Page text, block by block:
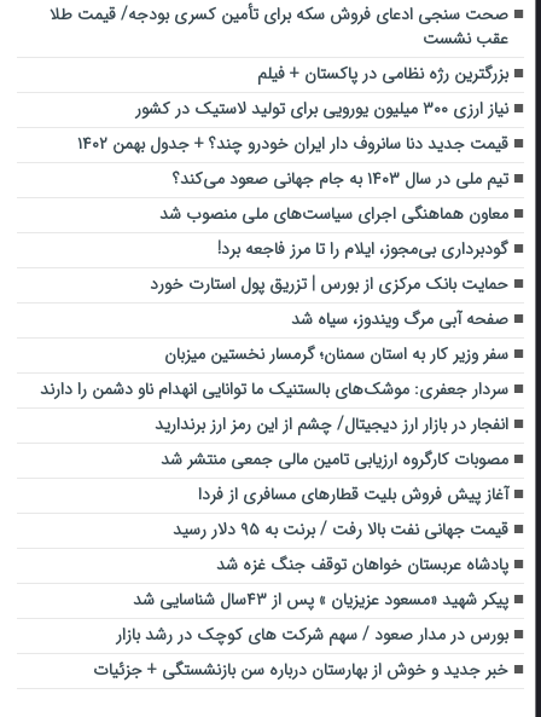
صحت سنجی ادعای فروش سکه برای تأمین کسری بودجه/ قیمت طلا
عقب نشست
بزرگترین رژه نظامی در پاکستان + فیلم
نیاز ارزی ۳۰۰ میلیون یورویی برای تولید لاستیک در کشور
قیمت جدید دنا سانروف دار ایران خودرو چند؟ + جدول بهمن ۱۴۰۲
تیم ملی در سال ۱۴۰۳ به جام جهانی صعود می‌کند؟
معاون هماهنگی اجرای سیاست‌های ملی منصوب شد
گودبرداری بی‌مجوز، ایلام را تا مرز فاجعه برد!
حمایت بانک مرکزی از بورس | تزریق پول استارت خورد
صفحه آبی مرگ ویندوز، سیاه شد
سفر وزیر کار به استان سمنان؛ گرمسار نخستین میزبان
سردار جعفری: موشک‌های بالستنیک ما توانایی انهدام ناو دشمن را دارند
انفجار در بازار ارز دیجیتال/ چشم از این رمز ارز برندارید
مصوبات کارگروه ارزیابی تامین مالی جمعی منتشر شد
آغاز پیش فروش بلیت قطارهای مسافری از فردا
قیمت جهانی نفت بالا رفت / برنت به ۹۵ دلار رسید
پادشاه عربستان خواهان توقف جنگ غزه شد
پیکر شهید «مسعود عزیزیان » پس از ۴۳سال شناسایی شد
بورس در مدار صعود / سهم شرکت های کوچک در رشد بازار
خبر جدید و خوش از بهارستان درباره سن بازنشستگی + جزئیات